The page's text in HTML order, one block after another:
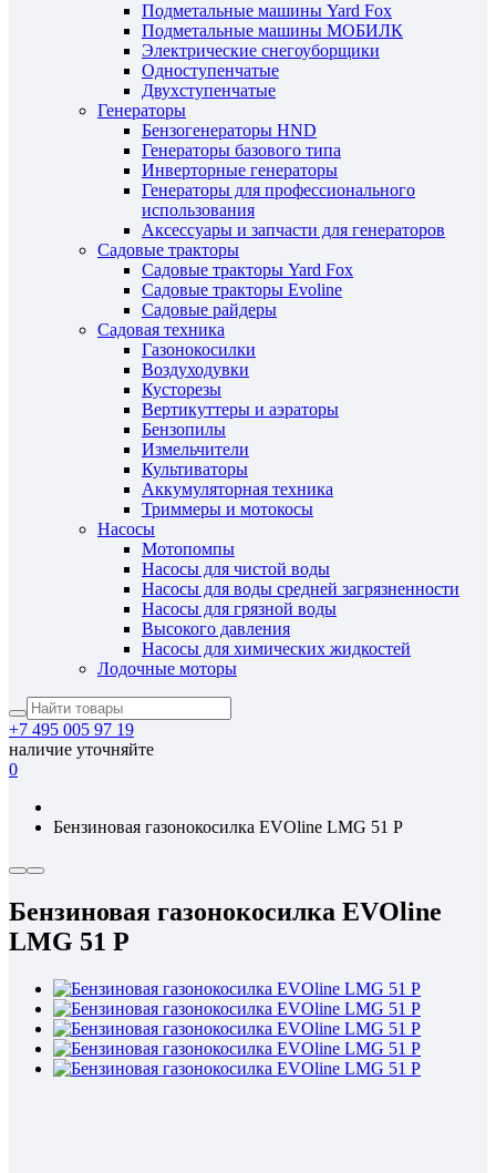
Подметальные машины Yard Fox
Подметальные машины МОБИЛК
Электрические снегоуборщики
Одноступенчатые
Двухступенчатые
Генераторы
Бензогенераторы HND
Генераторы базового типа
Инверторные генераторы
Генераторы для профессионального
использования
Аксессуары и запчасти для генераторов
Садовые тракторы
Садовые тракторы Yard Fox
Садовые тракторы Evoline
Садовые райдеры
Садовая техника
Газонокосилки
Воздуходувки
Кусторезы
Вертикуттеры и аэраторы
Бензопилы
Измельчители
Культиваторы
Аккумуляторная техника
Триммеры и мотокосы
Насосы
Мотопомпы
Насосы для чистой воды
Насосы для воды средней загрязненности
Насосы для грязной воды
Высокого давления
Насосы для химических жидкостей
Лодочные моторы
+7 495 005 97 19
наличие уточняйте
0
Бензиновая газонокосилка EVOline LMG 51 P
Бензиновая газонокосилка EVOline
LMG 51 P